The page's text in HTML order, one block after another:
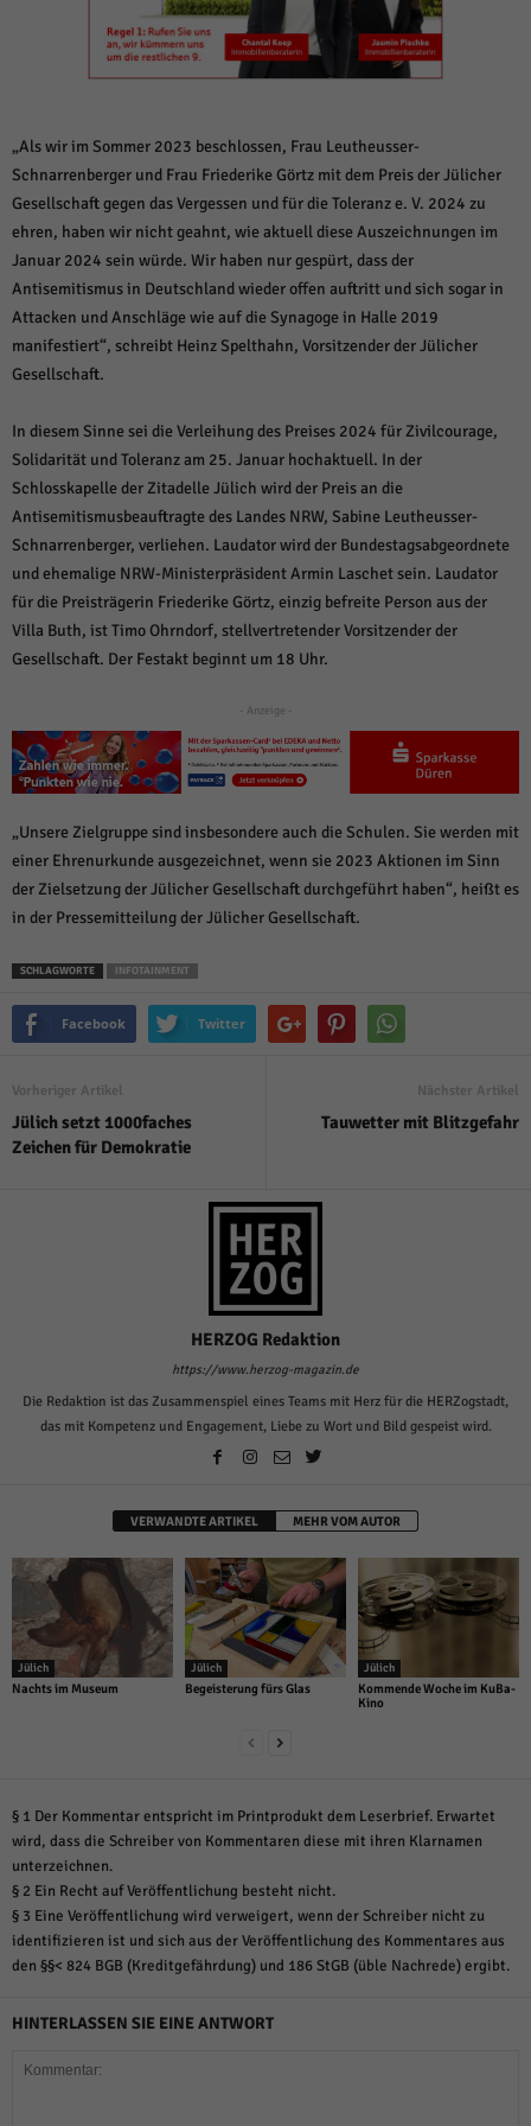
„Als wir im Sommer 2023 beschlossen, Frau Leutheusser-
Schnarrenberger und Frau Friederike Görtz mit dem Preis der Jülicher
Gesellschaft gegen das Vergessen und für die Toleranz e. V. 2024 zu
ehren, haben wir nicht geahnt, wie aktuell diese Auszeichnungen im
Januar 2024 sein würde. Wir haben nur gespürt, dass der
Antisemitismus in Deutschland wieder offen auftritt und sich sogar in
Attacken und Anschläge wie auf die Synagoge in Halle 2019
manifestiert“, schreibt Heinz Spelthahn, Vorsitzender der Jülicher
Gesellschaft.
In diesem Sinne sei die Verleihung des Preises 2024 für Zivilcourage,
Solidarität und Toleranz am 25. Januar hochaktuell. In der
Schlosskapelle der Zitadelle Jülich wird der Preis an die
Antisemitismusbeauftragte des Landes NRW, Sabine Leutheusser-
Schnarrenberger, verliehen. Laudator wird der Bundestagsabgeordnete
und ehemalige NRW-Ministerpräsident Armin Laschet sein. Laudator
für die Preisträgerin Friederike Görtz, einzig befreite Person aus der
Villa Buth, ist Timo Ohrndorf, stellvertretender Vorsitzender der
Gesellschaft. Der Festakt beginnt um 18 Uhr.
- Anzeige -
„Unsere Zielgruppe sind insbesondere auch die Schulen. Sie werden mit
einer Ehrenurkunde ausgezeichnet, wenn sie 2023 Aktionen im Sinn
der Zielsetzung der Jülicher Gesellschaft durchgeführt haben“, heißt es
in der Pressemitteilung der Jülicher Gesellschaft.
SCHLAGWORTE INFOTAINMENT
Facebook Twitter
Vorheriger Artikel
Jülich setzt 1000faches
Zeichen für Demokratie
Nächster Artikel
Tauwetter mit Blitzgefahr
HERZOG Redaktion
https://www.herzog-magazin.de
Die Redaktion ist das Zusammenspiel eines Teams mit Herz für die HERZogstadt,
das mit Kompetenz und Engagement, Liebe zu Wort und Bild gespeist wird.
VERWANDTE ARTIKEL MEHR VOM AUTOR
Jülich
Nachts im Museum
Jülich
Begeisterung fürs Glas
Jülich
Kommende Woche im KuBa-
Kino
§ 1 Der Kommentar entspricht im Printprodukt dem Leserbrief. Erwartet
wird, dass die Schreiber von Kommentaren diese mit ihren Klarnamen
unterzeichnen.
§ 2 Ein Recht auf Veröffentlichung besteht nicht.
§ 3 Eine Veröffentlichung wird verweigert, wenn der Schreiber nicht zu
identifizieren ist und sich aus der Veröffentlichung des Kommentares aus
den §§< 824 BGB (Kreditgefährdung) und 186 StGB (üble Nachrede) ergibt.
HINTERLASSEN SIE EINE ANTWORT
Alle akzeptieren Speichern und weiter
Datenschutzeinstellungen
Essenziell (1)
Essenzielle Cookies ermöglichen grundlegende Funktionen und sind für die
einwandfreie Funktion der Website erforderlich.
Cookie-Informationen anzeigen
Statistiken (1)
Statistik Cookies erfassen Informationen anonym. Diese Informationen helfen
uns zu verstehen, wie unsere Besucher unsere Website nutzen.
Marketing (1)
Marketing-Cookies werden von Drittanbietern oder Publishern verwendet,
um personalisierte Werbung anzuzeigen. Sie tun dies, indem sie Besucher
Cookie-Informationen anzeigen
Externe Medien (6)
Inhalte von Videoplattformen und Social-Media-Plattformen werden
Cookie-Informationen anzeigen
powered by Borlabs Cookie